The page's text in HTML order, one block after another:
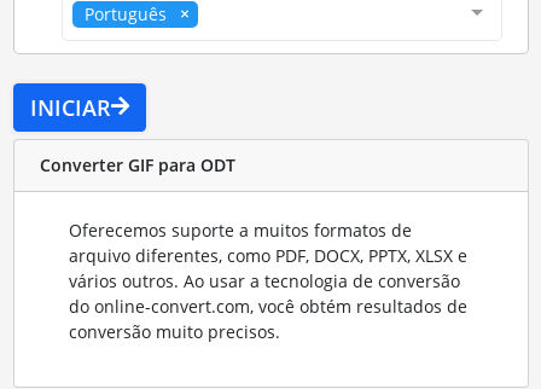
Português
INICIAR
Converter GIF para ODT
Oferecemos suporte a muitos formatos de
arquivo diferentes, como PDF, DOCX, PPTX, XLSX e
vários outros. Ao usar a tecnologia de conversão
do online-convert.com, você obtém resultados de
conversão muito precisos.